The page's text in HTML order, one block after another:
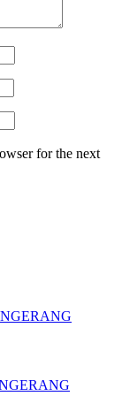
for the next